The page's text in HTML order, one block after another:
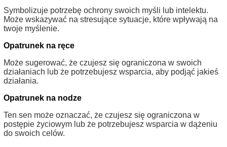
Symbolizuje potrzebę ochrony swoich myśli lub intelektu.
Może wskazywać na stresujące sytuacje, które wpływają na
twoje myślenie.
Opatrunek na ręce
Może sugerować, że czujesz się ograniczona w swoich
działaniach lub że potrzebujesz wsparcia, aby podjąć jakieś
działania.
Opatrunek na nodze
Ten sen może oznaczać, że czujesz się ograniczona w
postępie życiowym lub że potrzebujesz wsparcia w dążeniu
do swoich celów.